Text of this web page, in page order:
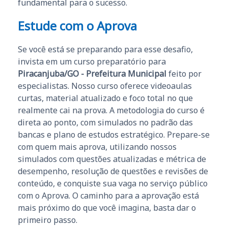
fundamental para o sucesso.
Estude com o Aprova
Se você está se preparando para esse desafio,
invista em um curso preparatório para
Piracanjuba/GO - Prefeitura Municipal feito por
especialistas. Nosso curso oferece videoaulas
curtas, material atualizado e foco total no que
realmente cai na prova. A metodologia do curso é
direta ao ponto, com simulados no padrão das
bancas e plano de estudos estratégico. Prepare-se
com quem mais aprova, utilizando nossos
simulados com questões atualizadas e métrica de
desempenho, resolução de questões e revisões de
conteúdo, e conquiste sua vaga no serviço público
com o Aprova. O caminho para a aprovação está
mais próximo do que você imagina, basta dar o
primeiro passo.